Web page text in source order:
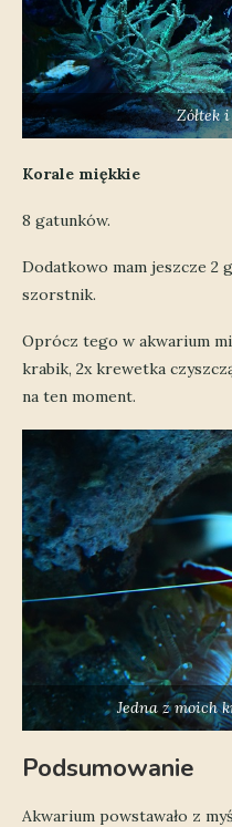
Zółtek
Korale miękkie
8 gatunków.
Dodatkowo mam jeszcze 2
szorstnik.
Oprócz tego w akwarium
krabik, 2x krewetka
na ten moment.
Jedna z moich
Podsumowanie
Akwarium powstawało z